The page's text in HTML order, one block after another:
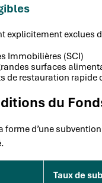
explicitement exclues
Immobilières (SCI)
surfaces
de restauration rapide
du
forme d’une
Taux de